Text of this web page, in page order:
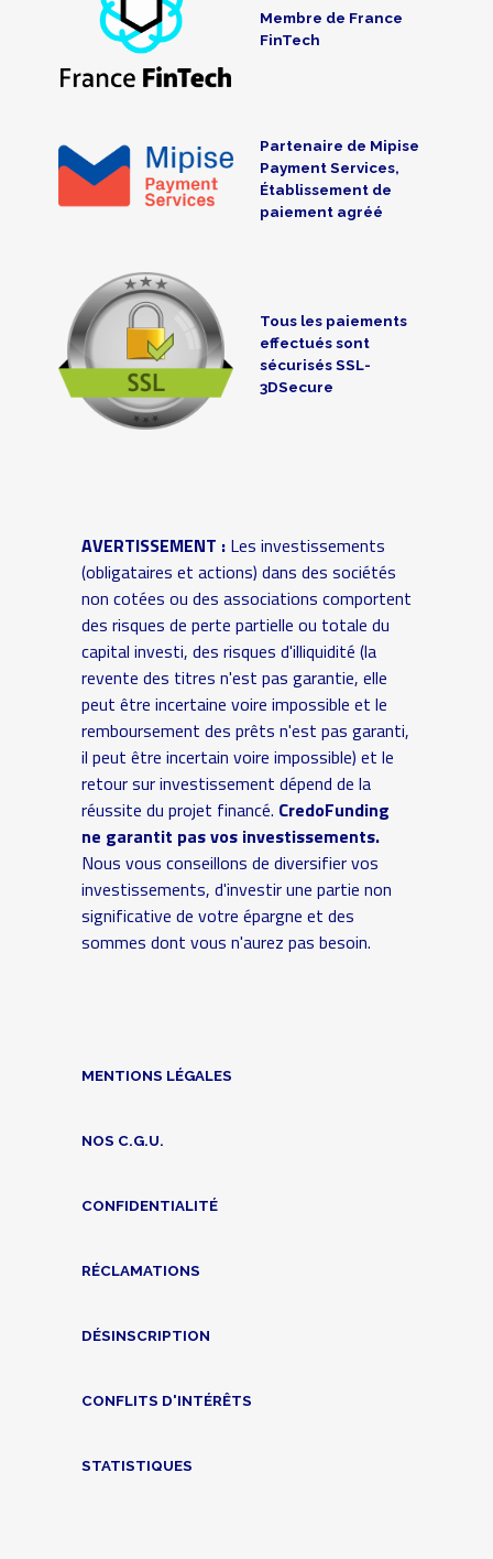
Membre de France
FinTech
Partenaire de Mipise
Payment Services,
Établissement de
paiement agréé
Tous les paiements
effectués sont
sécurisés SSL-
3DSecure
AVERTISSEMENT :Les investissements
(obligataires et actions) dans des sociétés
non cotées ou des associations comportent
des risques de perte partielle ou totale du
capital investi, des risques d'illiquidité (la
revente des titres n'est pas garantie, elle
peut être incertaine voire impossible et le
remboursement des prêts n'est pas garanti,
il peut être incertain voire impossible) et le
retour sur investissement dépend de la
réussite du projet financé. CredoFunding
ne garantit pas vos investissements.
Nous vous conseillons de diversifier vos
investissements, d'investir une partie non
significative de votre épargne et des
sommes dont vous n'aurez pas besoin.
MENTIONS LÉGALES
NOS C.G.U.
CONFIDENTIALITÉ
RÉCLAMATIONS
DÉSINSCRIPTION
CONFLITS D'INTÉRÊTS
STATISTIQUES